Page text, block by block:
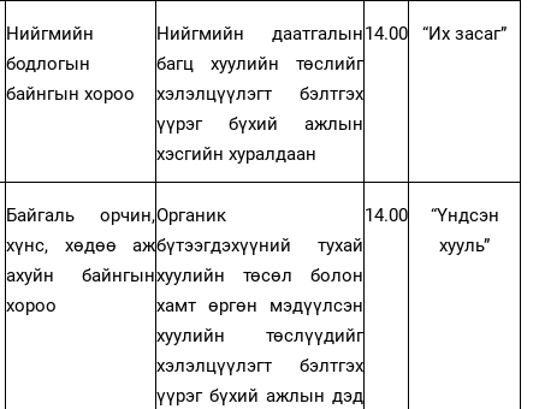
Нийгмийн
бодлогын
байнгын хороо
Нийгмийн даатгалын
багц хуулийн төслийг
хэлэлцүүлэгт бэлтгэх
үүрэг бүхий ажлын
хэсгийн хуралдаан
14.00 “Их засаг”
Байгаль орчин,
хүнс, хөдөө аж
ахуйн байнгын
хороо
Органик
бүтээгдэхүүний тухай
хуулийн төсөл болон
хамт өргөн мэдүүлсэн
хуулийн төслүүдийг
хэлэлцүүлэгт бэлтгэх
үүрэг бүхий ажлын дэд
14.00
“Үндсэн
хууль”